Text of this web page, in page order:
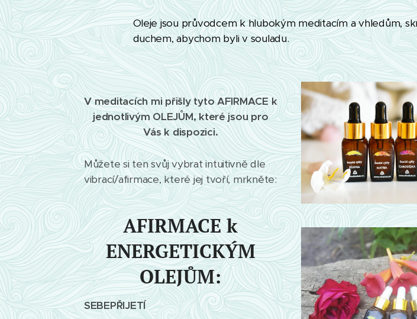
Oleje jsou průvodcem k hlubokým meditacím a vhledům,
duchem, abychom byli v souladu.
V meditacích mi přišly tyto AFIRMACE k
jednotlivým OLEJŮM, které jsou pro
Vás k dispozici.
Můžete si ten svůj vybrat intuitivně dle
vibrací/afirmace, které jej tvoří, mrkněte:
AFIRMACE k
ENERGETICKÝM
OLEJŮM:
SEBEPŘIJETÍ